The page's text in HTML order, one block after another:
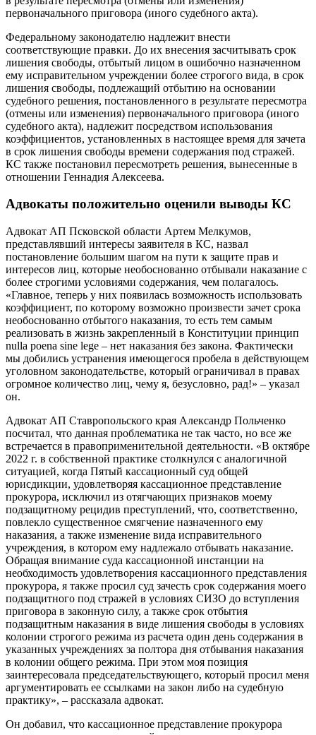
первоначального приговора (иного судебного акта).
Федеральному законодателю надлежит внести
соответствующие правки. До их внесения засчитывать срок
лишения свободы, отбытый лицом в ошибочно назначенном
ему исправительном учреждении более строгого вида, в срок
лишения свободы, подлежащий отбытию на основании
судебного решения, постановленного в результате пересмотра
(отмены или изменения) первоначального приговора (иного
судебного акта), надлежит посредством использования
коэффициентов, установленных в настоящее время для зачета
в срок лишения свободы времени содержания под стражей.
КС также постановил пересмотреть решения, вынесенные в
отношении Геннадия Алексеева.
Адвокаты положительно оценили выводы КС
Адвокат АП Псковской области Артем Мелкумов,
представлявший интересы заявителя в КС, назвал
постановление большим шагом на пути к защите прав и
интересов лиц, которые необоснованно отбывали наказание с
более строгими условиями содержания, чем полагалось.
«Главное, теперь у них появилась возможность использовать
коэффициент, по которому возможно произвести зачет срока
необоснованно отбытого наказания, то есть тем самым
реализовать в жизнь закрепленный в Конституции принцип
nulla poena sine lege – нет наказания без закона. Фактически
мы добились устранения имеющегося пробела в действующем
уголовном законодательстве, который ограничивал в правах
огромное количество лиц, чему я, безусловно, рад!» – указал
он.
Адвокат АП Ставропольского края Александр Польченко
посчитал, что данная проблематика не так часто, но все же
встречается в правоприменительной деятельности. «В октябре
2022 г. в собственной практике столкнулся с аналогичной
ситуацией, когда Пятый кассационный суд общей
юрисдикции, удовлетворяя кассационное представление
прокурора, исключил из отягчающих признаков моему
подзащитному рецидив преступлений, что, соответственно,
повлекло существенное смягчение назначенного ему
наказания, а также изменение вида исправительного
учреждения, в котором ему надлежало отбывать наказание.
Обращая внимание суда кассационной инстанции на
необходимость удовлетворения кассационного представления
прокурора, я также просил суд зачесть срок содержания моего
подзащитного под стражей в условиях СИЗО до вступления
приговора в законную силу, а также срок отбытия
подзащитным наказания в виде лишения свободы в условиях
колонии строгого режима из расчета один день содержания в
указанных учреждениях за полтора дня отбывания наказания
в колонии общего режима. При этом моя позиция
заинтересовала председательствующего, который просил меня
аргументировать ее ссылками на закон либо на судебную
практику», – рассказала адвокат.
Он добавил, что кассационное представление прокурора